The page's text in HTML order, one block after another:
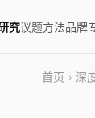
究议题方法品牌
首页 › 深